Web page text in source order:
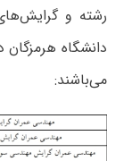
رشته و
می‌باشند: